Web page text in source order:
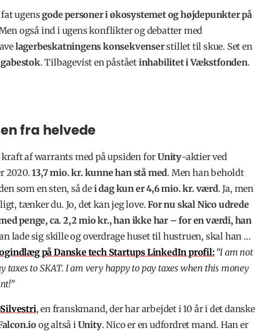
ugens gode personer i økosystemet og højdepunkter på
også ind i ugens konflikter og debatter med
lagerbeskatningens konsekvenserstillet til skue. Set en
. Tilbagevist en påståetinhabilitet i Vækstfonden.
fra helvede
af warrants med på upsiden forUnity-aktier ved
2020.13,7 mio. kr. kunne han stå med. Men han beholdt
som en sten, så dei dag kun er 4,6 mio. kr. værd. Ja, men
tænker du. Jo, det kan jeg love.For nu skal Nico udrede
penge, ca. 2,2 mio kr., han ikke har – for en værdi, han
lade sig skille og overdrage huset til hustruen, skal han …
på Danske tech Startups LinkedIn profil: “I am not
taxes to SKAT. I am very happy to pay taxes when this money
, en franskmand, der har arbejdet i 10 år i det danske
og altså i Unity. Nico er en udfordret mand. Han er